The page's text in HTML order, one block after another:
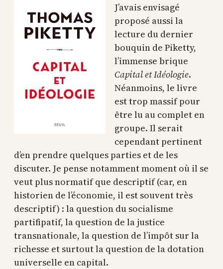
J’avais envisagé
proposé aussi la
lecture du dernier
bouquin de Piketty,
l’immense brique
Capital et Idéologie.
Néanmoins, le livre
est trop massif pour
être lu au complet en
groupe. Il serait
cependant pertinent
d’en prendre quelques parties et de les
discuter. Je pense notamment moment où il se
veut plus normatif que descriptif (car, en
historien de l’économie, il est souvent très
descriptif) : la question du socialisme
partifipatif, la question de la justice
transnationale, la question de l’impôt sur la
richesse et surtout la question de la dotation
universelle en capital.